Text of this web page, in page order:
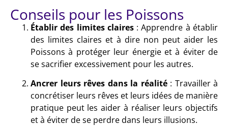
Conseils pour les Poissons
Établir des limites claires: Apprendre à établir
des limites claires et à dire non peut aider les
Poissons à protéger leur énergie et à éviter de
se sacrifier excessivement pour les autres.
Ancrer leurs rêves dans la réalité: Travailler à
concrétiser leurs rêves et leurs idées de manière
pratique peut les aider à réaliser leurs objectifs
et à éviter de se perdre dans leurs illusions.